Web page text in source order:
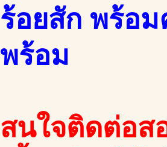
ร้อยสัก พร้อ
พร้อม
สนใจติดต่อส